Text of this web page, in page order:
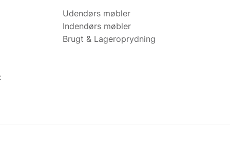
Udendørs møbler
Indendørs møbler
Brugt & Lageroprydning